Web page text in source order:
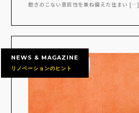
飽きのこない意匠性を兼ね備えた住まい […]
NEWS & MAGAZINE
リノベーションのヒント